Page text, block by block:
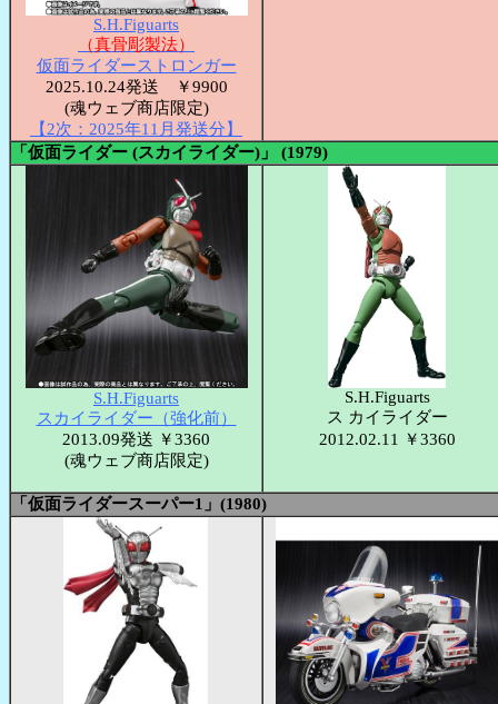
S.H.Figuarts
（真骨彫製法）
仮面ライダーストロンガー
2025.10.24発送 ￥9900
(魂ウェブ商店限定)
【2次：2025年11月発送分】
「仮面ライダー (スカイライダー)」 (1979)
S.H.Figuarts
スカイライダー（強化前）
2013.09発送 ￥3360
(魂ウェブ商店限定)
S.H.Figuarts
ス カイライダー
2012.02.11 ￥3360
「仮面ライダースーパー1」(1980)